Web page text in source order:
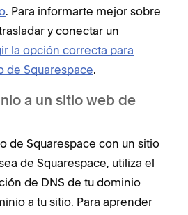
. Para informarte mejor sobre
y conectar un
la opción correcta para
de Squarespace.
a un sitio web de
de Squarespace con un sitio
de Squarespace, utiliza el
de DNS de tu dominio
a tu sitio. Para aprender